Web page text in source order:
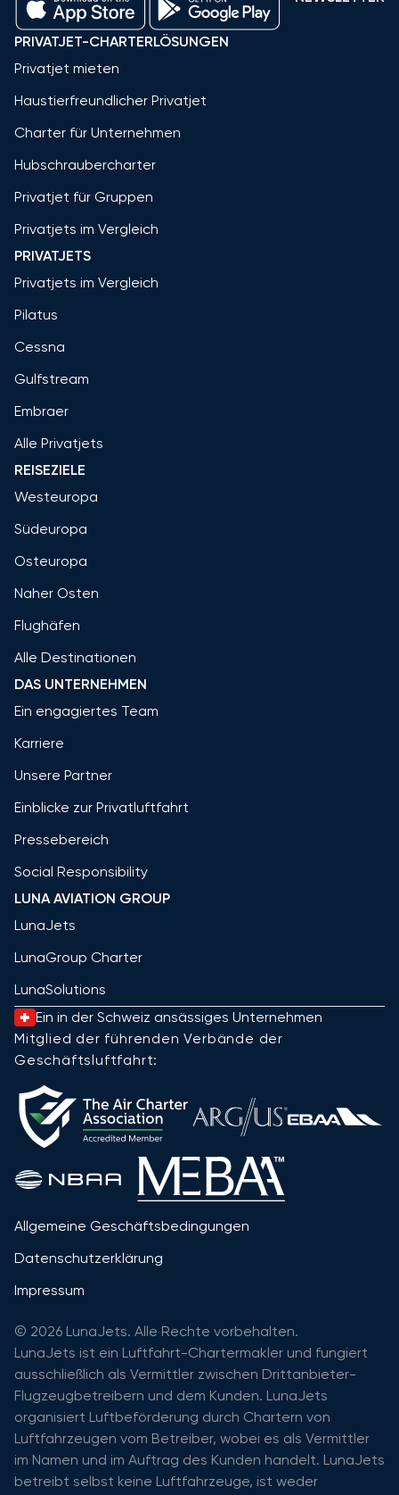
PRIVATJET-CHARTERLÖSUNGEN
Privatjet mieten
Haustierfreundlicher Privatjet
Charter für Unternehmen
Hubschraubercharter
Privatjet für Gruppen
Privatjets im Vergleich
PRIVATJETS
Privatjets im Vergleich
Pilatus
Cessna
Gulfstream
Embraer
Alle Privatjets
REISEZIELE
Westeuropa
Südeuropa
Osteuropa
Naher Osten
Flughäfen
Alle Destinationen
DAS UNTERNEHMEN
Ein engagiertes Team
Karriere
Unsere Partner
Einblicke zur Privatluftfahrt
Pressebereich
Social Responsibility
LUNA AVIATION GROUP
LunaJets
LunaGroup Charter
LunaSolutions
Ein in der Schweiz ansässiges Unternehmen
Mitglied der führenden Verbände der
Geschäftsluftfahrt:
Allgemeine Geschäftsbedingungen
Datenschutzerklärung
Impressum
© 2026 LunaJets. Alle Rechte vorbehalten.
LunaJets ist ein Luftfahrt-Chartermakler und fungiert
ausschließlich als Vermittler zwischen Drittanbieter-
Flugzeugbetreibern und dem Kunden. LunaJets
organisiert Luftbeförderung durch Chartern von
Luftfahrzeugen vom Betreiber, wobei es als Vermittler
im Namen und im Auftrag des Kunden handelt. LunaJets
betreibt selbst keine Luftfahrzeuge, ist weder